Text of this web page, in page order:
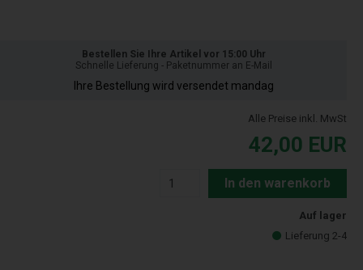
Bestellen Sie Ihre Artikel vor 15:00 Uhr
Schnelle Lieferung - Paketnummer an E-Mail
Ihre Bestellung wird versendet mandag
Alle Preise inkl. MwSt
42,00 EUR
In den warenkorb
Auf lager
Lieferung 2-4